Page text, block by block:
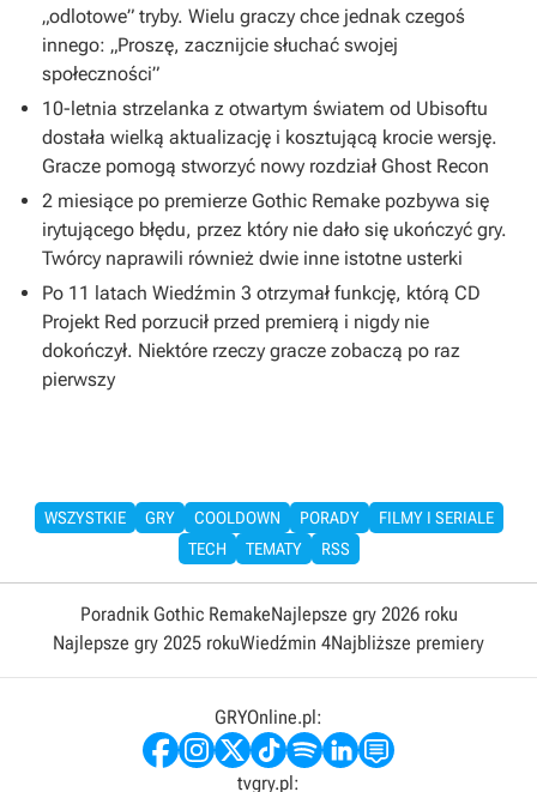
„odlotowe” tryby. Wielu graczy chce jednak czegoś
innego: „Proszę, zacznijcie słuchać swojej
społeczności”
10-letnia strzelanka z otwartym światem od Ubisoftu
dostała wielką aktualizację i kosztującą krocie wersję.
Gracze pomogą stworzyć nowy rozdział Ghost Recon
2 miesiące po premierze Gothic Remake pozbywa się
irytującego błędu, przez który nie dało się ukończyć gry.
Twórcy naprawili również dwie inne istotne usterki
Po 11 latach Wiedźmin 3 otrzymał funkcję, którą CD
Projekt Red porzucił przed premierą i nigdy nie
dokończył. Niektóre rzeczy gracze zobaczą po raz
pierwszy
WSZYSTKIE GRY COOLDOWN PORADY
FILMY I SERIALE
TECH
TEMATY RSS
Poradnik Gothic RemakeNajlepsze gry 2026 roku
Najlepsze gry 2025 rokuWiedźmin 4Najbliższe premiery
GRYOnline.pl:
tvgry.pl: